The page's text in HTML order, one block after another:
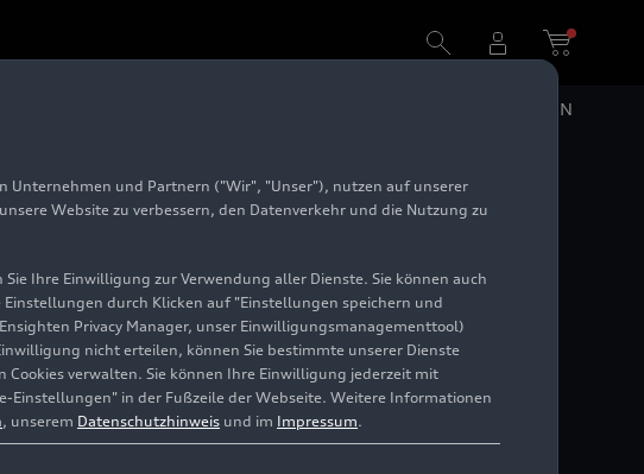
EN
Unternehmen und Partnern ("Wir", "Unser"), nutzen auf unserer
Website zu verbessern, den Datenverkehr und die Nutzung zu
Ihre Einwilligung zur Verwendung aller Dienste. Sie können auch
durch Klicken auf "Einstellungen speichern und
Privacy Manager, unser Einwilligungsmanagementtool)
nicht erteilen, können Sie bestimmte unserer Dienste
verwalten. Sie können Ihre Einwilligung jederzeit mit
in der Fußzeile der Webseite. Weitere Informationen
, unserem Datenschutzhinweis und im Impressum.